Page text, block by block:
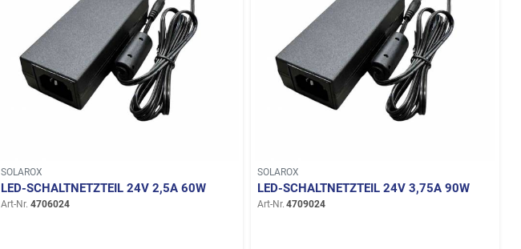
SOLAROX
LED-SCHALTNETZTEIL 24V 2,5A 60W
Art-Nr. 4706024
SOLAROX
LED-SCHALTNETZTEIL 24V 3,75A 90W
Art-Nr. 4709024